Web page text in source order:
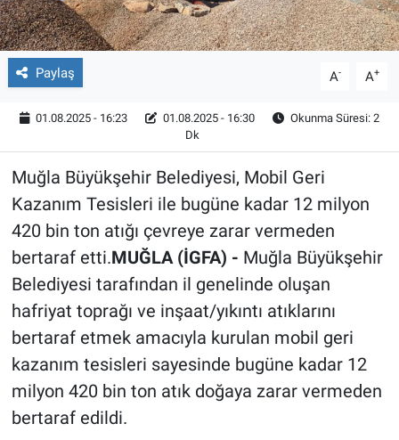
Paylaş A- A+
01.08.2025 - 16:23 01.08.2025 - 16:30
Okunma Süresi: 2
Dk
Muğla Büyükşehir Belediyesi, Mobil Geri
Kazanım Tesisleri ile bugüne kadar 12 milyon
420 bin ton atığı çevreye zarar vermeden
bertaraf etti.MUĞLA (İGFA) - Muğla Büyükşehir
Belediyesi tarafından il genelinde oluşan
hafriyat toprağı ve inşaat/yıkıntı atıklarını
bertaraf etmek amacıyla kurulan mobil geri
kazanım tesisleri sayesinde bugüne kadar 12
milyon 420 bin ton atık doğaya zarar vermeden
bertaraf edildi.
Video Galeri